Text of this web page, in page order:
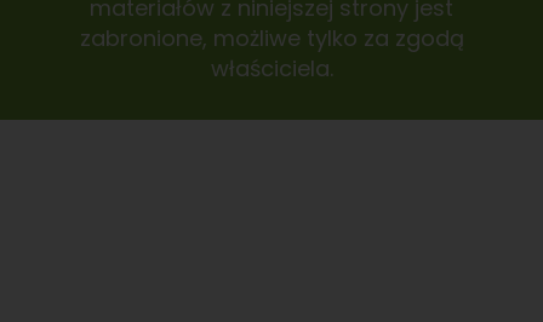
materiałów z niniejszej strony jest
zabronione, możliwe tylko za zgodą
właściciela.